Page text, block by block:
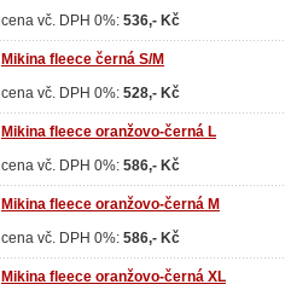
cena vč. DPH 0%: 536,- Kč
Mikina fleece černá S/M
cena vč. DPH 0%: 528,- Kč
Mikina fleece oranžovo-černá L
cena vč. DPH 0%: 586,- Kč
Mikina fleece oranžovo-černá M
cena vč. DPH 0%: 586,- Kč
Mikina fleece oranžovo-černá XL